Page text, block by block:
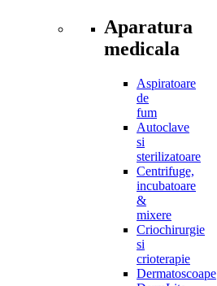
Aparatura
medicala
Aspiratoare
de
fum
Autoclave
si
sterilizatoare
Centrifuge,
incubatoare
&
mixere
Criochirurgie
si
crioterapie
Dermatoscoape